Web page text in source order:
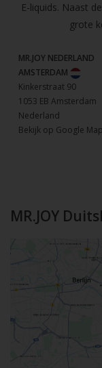
E-liquids. Naast
grote
MR.JOY NEDERLAND
AMSTERDAM
Kinkerstraat 90
1053 EB Amsterdam
Nederland
Bekijk op Google
MR.JOY